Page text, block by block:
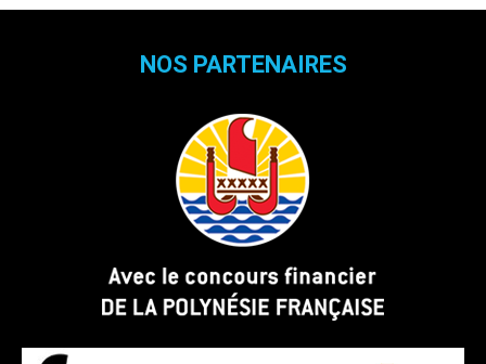
NOS PARTENAIRES